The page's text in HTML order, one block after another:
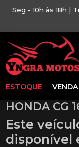
Seg - 10h às 18h |
ESTOQUE
HONDA CG
Este
disponível